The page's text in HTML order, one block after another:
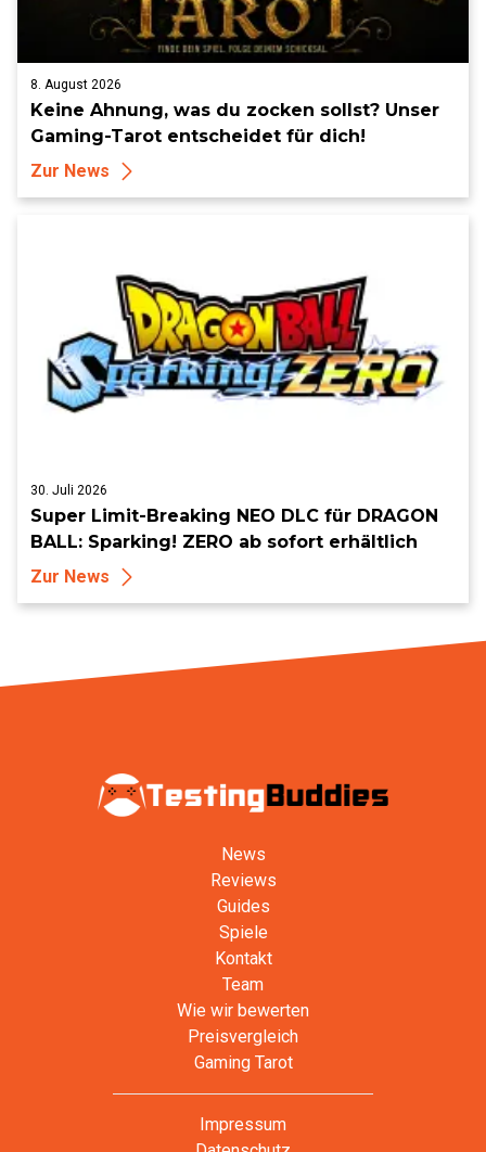
8. August 2026
Keine Ahnung, was du zocken sollst? Unser
Gaming-Tarot entscheidet für dich!
Zur News
30. Juli 2026
Super Limit-Breaking NEO DLC für DRAGON
BALL: Sparking! ZERO ab sofort erhältlich
Zur News
News
Reviews
Guides
Spiele
Kontakt
Team
Wie wir bewerten
Preisvergleich
Gaming Tarot
Impressum